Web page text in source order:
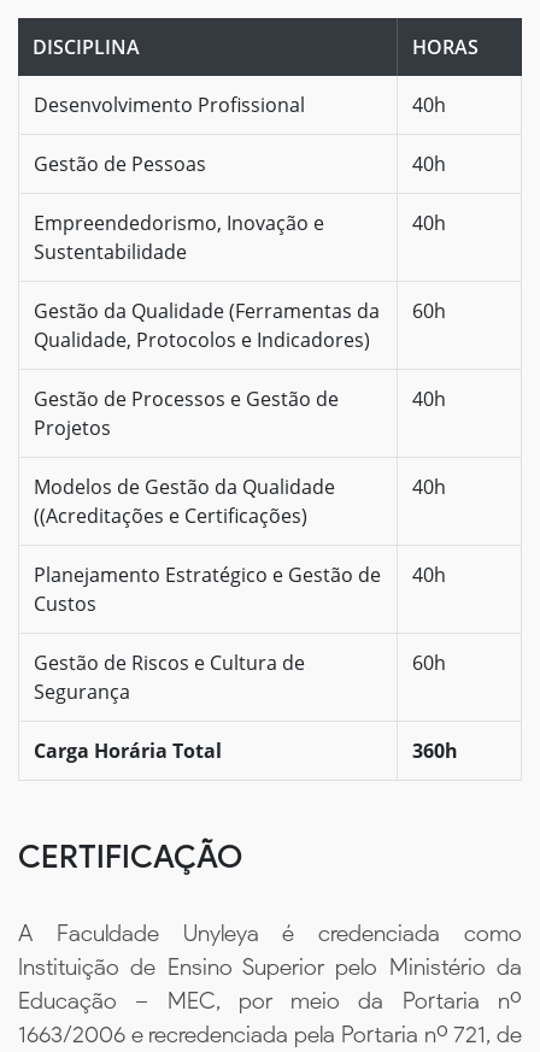
DISCIPLINA HORAS
Desenvolvimento Profissional 40h
Gestão de Pessoas 40h
Empreendedorismo, Inovação e
Sustentabilidade
40h
Gestão da Qualidade (Ferramentas da
Qualidade, Protocolos e Indicadores)
60h
Gestão de Processos e Gestão de
Projetos
40h
Modelos de Gestão da Qualidade
((Acreditações e Certificações)
40h
Planejamento Estratégico e Gestão de
Custos
40h
Gestão de Riscos e Cultura de
Segurança
60h
Carga Horária Total 360h
CERTIFICAÇÃO
A Faculdade Unyleya é credenciada como
Instituição de Ensino Superior pelo Ministério da
Educação – MEC, por meio da Portaria nº
1663/2006 e recredenciada pela Portaria nº 721, de